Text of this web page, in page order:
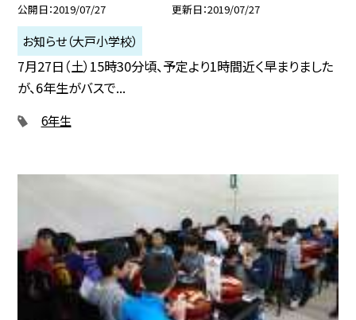
公開日 2019/07/27 更新日 2019/07/27
お知らせ（大戸小学校）
7月27日（土）15時30分頃、予定より1時間近く早まりました
が、6年生がバスで...
6年生